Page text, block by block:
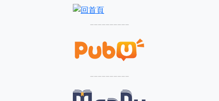
––––––––––
––––––––––